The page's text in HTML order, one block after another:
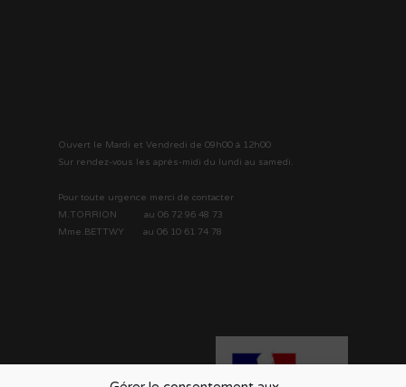
Ouvert le Mardi et Vendredi de 09h00 à 12h00
Sur rendez-vous les après-midi du lundi au samedi.
Pour toute urgence merci de contacter
M.TORRION au 06 72 96 48 73
Mme.BETTWY au 06 10 61 74 78